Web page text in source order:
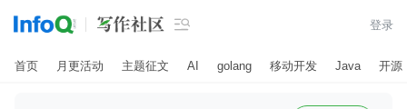
 登录
首页 月更活动 主题征文 AI golang 移动开发 Java 开源